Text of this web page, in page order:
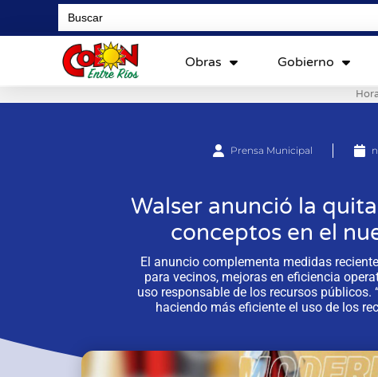
Search
for:
Obras Gobierno
Prensa Municipal
Walser anunció la
conceptos en el
El anuncio complementa medidas
para vecinos, mejoras en eficiencia
uso responsable de los recursos
haciendo más eficiente el uso de los